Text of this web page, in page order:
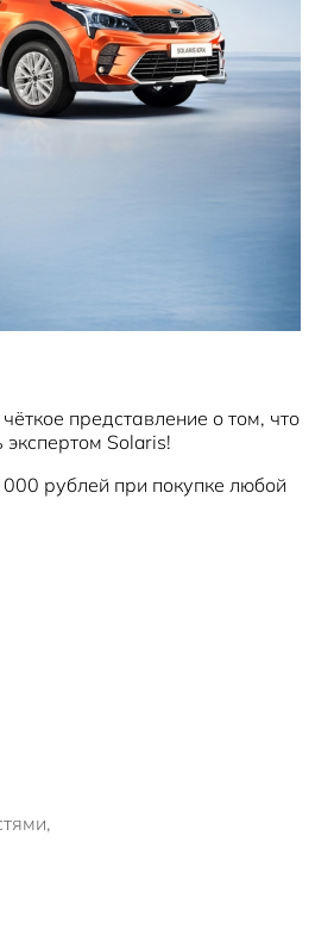
представление о том, что
Solaris!
рублей при покупке любой